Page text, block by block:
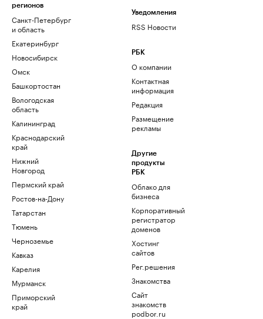
регионов
Санкт-Петербург
и область
Екатеринбург
Новосибирск
Омск
Башкортостан
Вологодская
область
Калининград
Краснодарский
край
Нижний
Новгород
Пермский край
Ростов-на-Дону
Татарстан
Тюмень
Черноземье
Кавказ
Карелия
Мурманск
Приморский
край
Уведомления
RSS Новости
РБК
О компании
Контактная
информация
Редакция
Размещение
рекламы
Другие
продукты
РБК
Облако для
бизнеса
Корпоративный
регистратор
доменов
Хостинг
сайтов
Рег.решения
Знакомства
Сайт
знакомств
podbor.ru